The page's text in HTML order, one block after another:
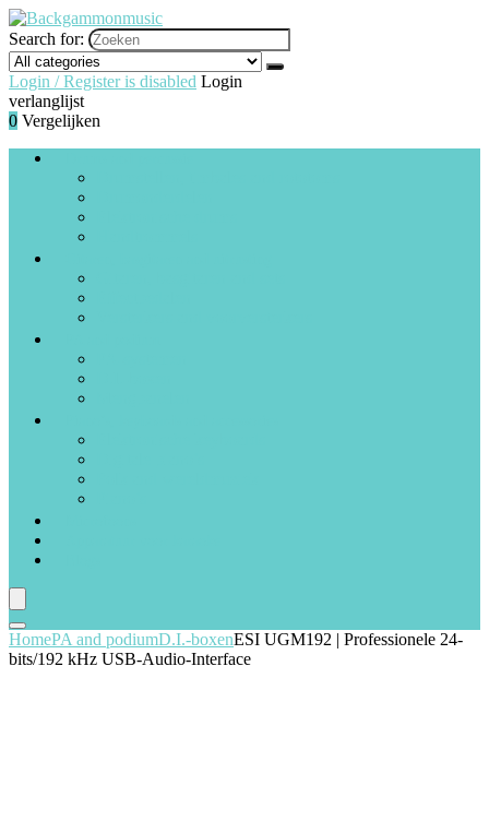
Search for:
Login / Register is disabled Login
verlanglijst
0 Vergelijken
HomePA and podiumD.I.-boxenESI UGM192 | Professionele 24-
bits/192 kHz USB-Audio-Interface